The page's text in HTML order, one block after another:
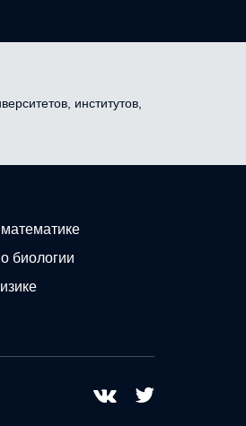
институтов,
биологии